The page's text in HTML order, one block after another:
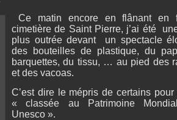
Ce matin encore en flânant en
cimetière de Saint Pierre, j’ai été
plus outrée devant
un spectacle
des bouteilles de plastique, du
barquettes, du tissu, … au pied des
et des vacoas.
C’est dire le mépris de certains
« classée au Patrimoine
Unesco ».